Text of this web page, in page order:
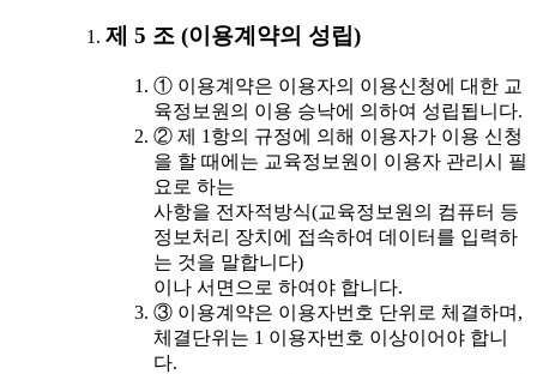
제 5 조 (이용계약의 성립)
① 이용계약은 이용자의 이용신청에 대한 교
육정보원의 이용 승낙에 의하여 성립됩니다.
② 제 1항의 규정에 의해 이용자가 이용 신청
을 할 때에는 교육정보원이 이용자 관리시 필
요로 하는
사항을 전자적방식(교육정보원의 컴퓨터 등
정보처리 장치에 접속하여 데이터를 입력하
는 것을 말합니다)
이나 서면으로 하여야 합니다.
③ 이용계약은 이용자번호 단위로 체결하며,
체결단위는 1 이용자번호 이상이어야 합니
다.